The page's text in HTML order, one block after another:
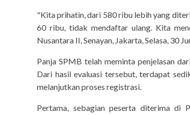
"Kita prihatin, dari 580 ribu lebih yang
60 ribu, tidak mendaftar ulang. Kita
Nusantara II, Senayan, Jakarta, Selasa, 30
Panja SPMB telah meminta penjelasan
Dari hasil evaluasi tersebut, terdapat
melanjutkan proses registrasi.
Pertama, sebagian peserta diterima di